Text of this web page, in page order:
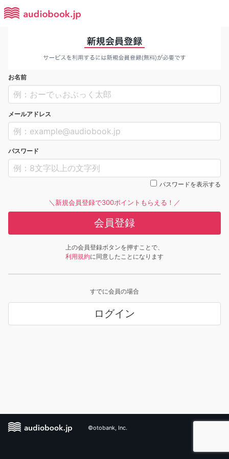
お名前
メールアドレス
パスワード
パスワードを表示する
＼新規会員登録で300ポイントもらえる！／
会員登録
上の会員登録ボタンを押すことで、
利用規約に同意したことになります
すでに会員の場合
ログイン
©otobank, Inc.